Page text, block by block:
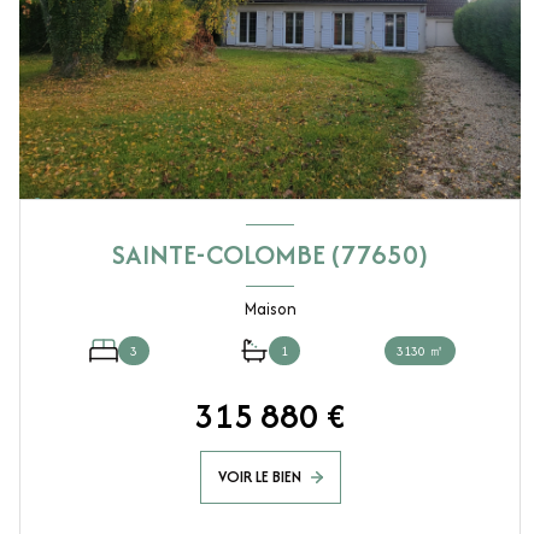
SAINTE-COLOMBE (77650)
Maison
3 1 3130 ㎡
315 880 €
VOIR LE BIEN